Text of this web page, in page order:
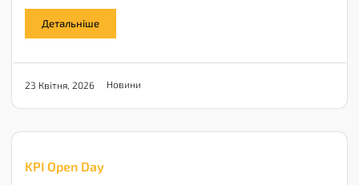
23 Квітня, 2026 Новини
Детальніше
KPI Open Day